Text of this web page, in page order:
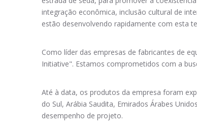
integração econômica, inclusão cultural de
estão desenvolvendo rapidamente com esta
Como líder das empresas de fabricantes de
Initiative". Estamos comprometidos com a
Até à data, os produtos da empresa foram
do Sul, Arábia Saudita, Emirados Árabes
desempenho de projeto.